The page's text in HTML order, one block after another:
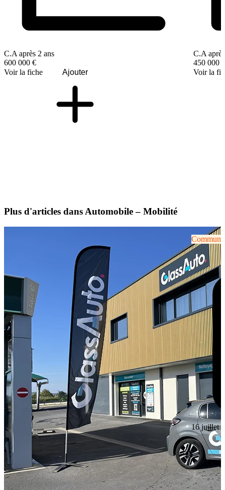
C.A après 2 ans
600 000 €
Voir la fiche
Ajouter
C.A
450 000 €
Voir la
Plus d'articles dans Automobile – Mobilité
16 juillet